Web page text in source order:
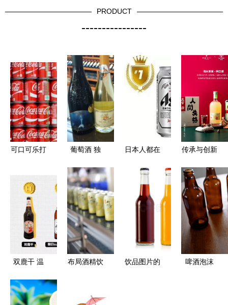
PRODUCT
----------------
可口可乐打
统 将在日
本推出首款
酒精饮料
葡萄酒 独
性酒精饮料
日本人都在
么？——日
本亚马逊
2017年上
行榜解读
传承与创新
歌歌柚子梅
酒荣获“wfa
最佳酒与酒
精饮料
奖”之深度
解读
双鹿干 温
解压符
布局酒精饮
饮品图片的
啤酒泡沫